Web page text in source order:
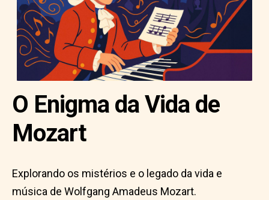
O Enigma da Vida de
Mozart
Explorando os mistérios e o legado da vida e
música de Wolfgang Amadeus Mozart.